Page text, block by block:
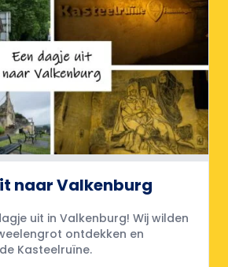
naar Valkenburg
uit in Valkenburg! Wij wilden
ontdekken en
Kasteelruïne.